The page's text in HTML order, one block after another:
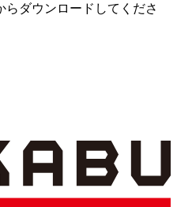
らダウンロードしてくださ